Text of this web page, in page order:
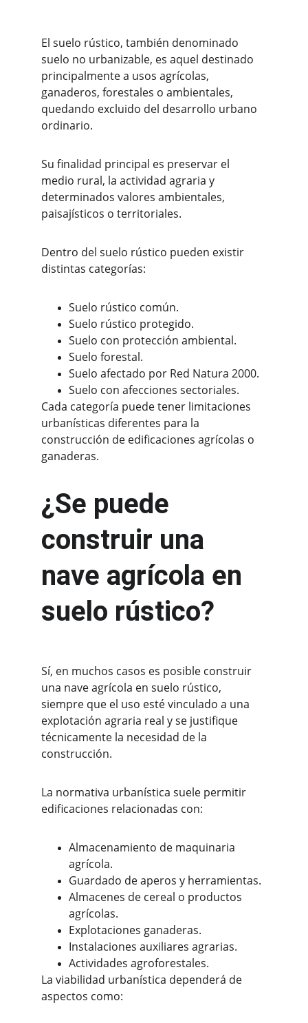
El suelo rústico, también denominado
suelo no urbanizable, es aquel destinado
principalmente a usos agrícolas,
ganaderos, forestales o ambientales,
quedando excluido del desarrollo urbano
ordinario.
Su finalidad principal es preservar el
medio rural, la actividad agraria y
determinados valores ambientales,
paisajísticos o territoriales.
Dentro del suelo rústico pueden existir
distintas categorías:
Suelo rústico común.
Suelo rústico protegido.
Suelo con protección ambiental.
Suelo forestal.
Suelo afectado por Red Natura 2000.
Suelo con afecciones sectoriales.
Cada categoría puede tener limitaciones
urbanísticas diferentes para la
construcción de edificaciones agrícolas o
ganaderas.
¿Se puede
construir una
nave agrícola en
suelo rústico?
Sí, en muchos casos es posible construir
una nave agrícola en suelo rústico,
siempre que el uso esté vinculado a una
explotación agraria real y se justifique
técnicamente la necesidad de la
construcción.
La normativa urbanística suele permitir
edificaciones relacionadas con:
Almacenamiento de maquinaria
agrícola.
Guardado de aperos y herramientas.
Almacenes de cereal o productos
agrícolas.
Explotaciones ganaderas.
Instalaciones auxiliares agrarias.
Actividades agroforestales.
La viabilidad urbanística dependerá de
aspectos como: